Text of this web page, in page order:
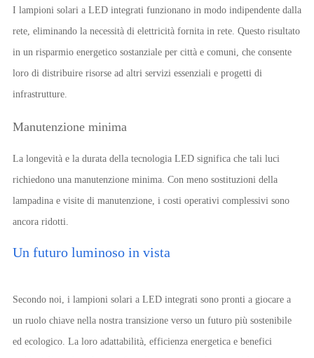
I lampioni solari a LED integrati funzionano in modo indipendente dalla
rete, eliminando la necessità di elettricità fornita in rete. Questo risultato
in un risparmio energetico sostanziale per città e comuni, che consente
loro di distribuire risorse ad altri servizi essenziali e progetti di
infrastrutture.
Manutenzione minima
La longevità e la durata della tecnologia LED significa che tali luci
richiedono una manutenzione minima. Con meno sostituzioni della
lampadina e visite di manutenzione, i costi operativi complessivi sono
ancora ridotti.
Un futuro luminoso in vista
Secondo noi, i lampioni solari a LED integrati sono pronti a giocare a
un ruolo chiave nella nostra transizione verso un futuro più sostenibile
ed ecologico. La loro adattabilità, efficienza energetica e benefici